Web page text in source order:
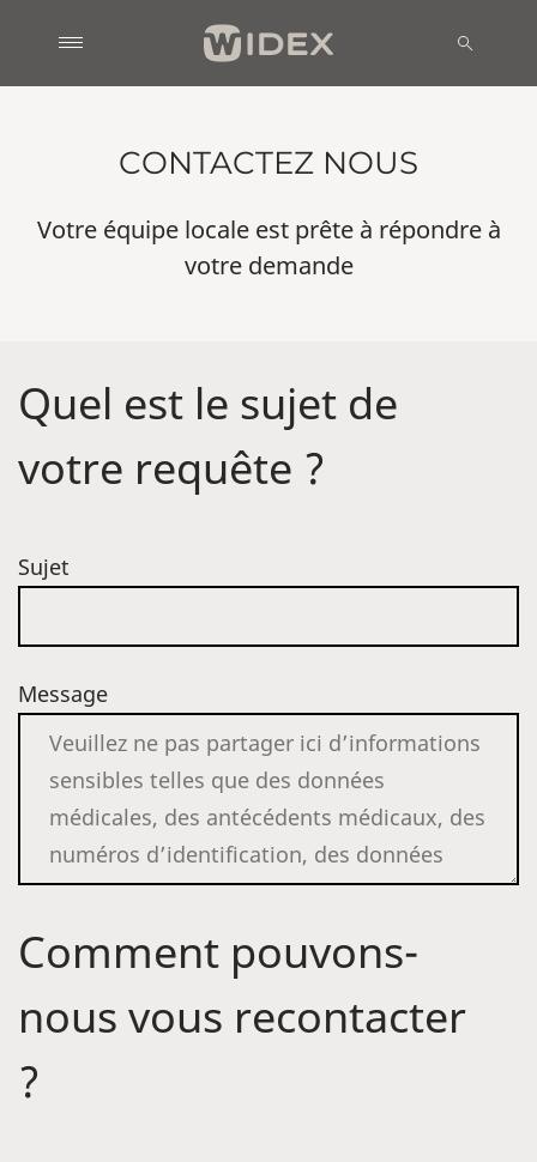
CONTACTEZ NOUS
Votre équipe locale est prête à répondre à
votre demande
Quel est le sujet de
votre requête ?
Sujet
Message
Comment pouvons-
nous vous recontacter
?